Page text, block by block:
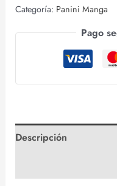
Categoría: Panini Manga
Pago
Descripción